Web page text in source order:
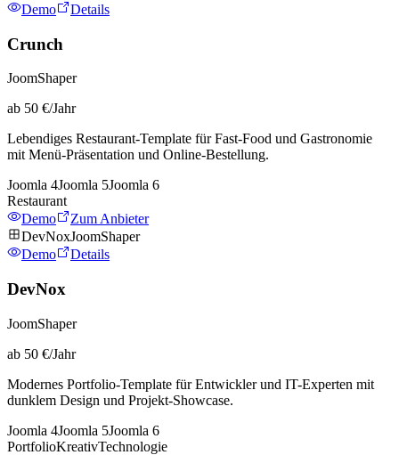
Demo
Details
Crunch
JoomShaper
ab 50 €/Jahr
Lebendiges Restaurant-Template für Fast-Food und Gastronomie
mit Menü-Präsentation und Online-Bestellung.
Joomla 4Joomla 5Joomla 6
Restaurant
Demo
Zum Anbieter
DevNoxJoomShaper
Demo
Details
DevNox
JoomShaper
ab 50 €/Jahr
Modernes Portfolio-Template für Entwickler und IT-Experten mit
dunklem Design und Projekt-Showcase.
Joomla 4Joomla 5Joomla 6
PortfolioKreativTechnologie